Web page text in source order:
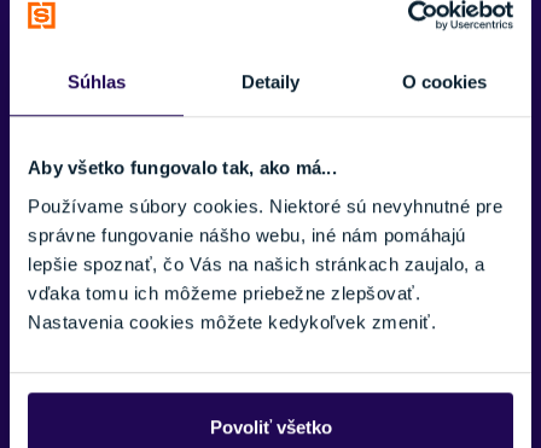
Súhlas Detaily O cookies
Aby všetko fungovalo tak, ako má...
Používame súbory cookies. Niektoré sú nevyhnutné pre
správne fungovanie nášho webu, iné nám pomáhajú
lepšie spoznať, čo Vás na našich stránkach zaujalo, a
vďaka tomu ich môžeme priebežne zlepšovať.
Nastavenia cookies môžete kedykoľvek zmeniť.
Povoliť všetko
CTM
Zobraziť menej
Radenie
Viackolečko
Shimano CUES CS-LG400, 11-rýchlostné, 11–50
Prevodník
FSA, 38T, 165 mm
TRP Slate EVO-HD-M807, štvorpiestikové, kotúče 203 mm